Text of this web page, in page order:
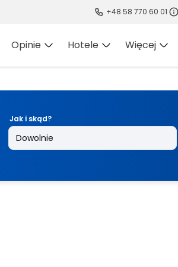
+48 58 770 60 01
Opinie Hotele Więcej
Jak i skąd?